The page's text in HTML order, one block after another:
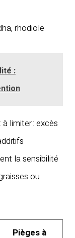
rhodiole
:
limiter : excès
la sensibilité
ou
Pièges à